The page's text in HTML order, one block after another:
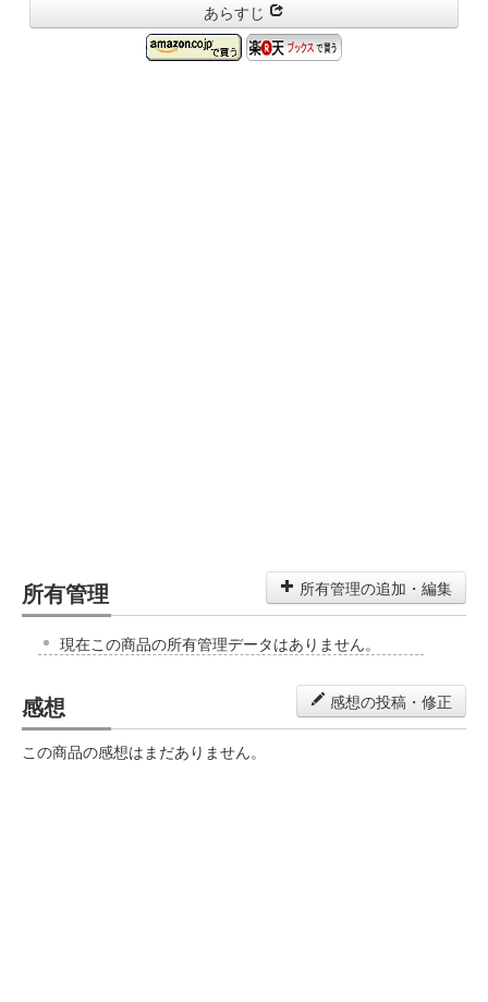
あらすじ
所有管理 所有管理の追加・編集
現在この商品の所有管理データはありません。
感想 感想の投稿・修正
この商品の感想はまだありません。